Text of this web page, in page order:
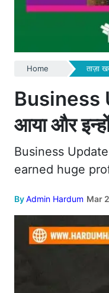
Home ताज़ा
Business
आया और
Business
earned huge
ByAdmin Hardum Mar